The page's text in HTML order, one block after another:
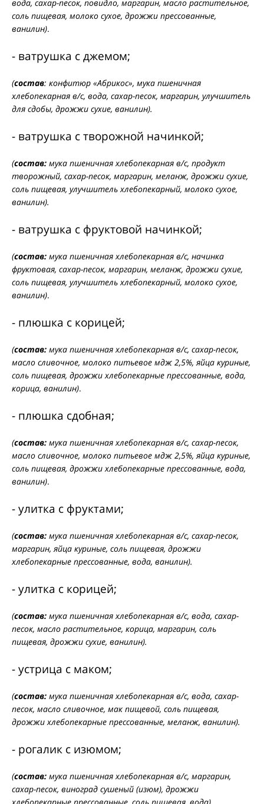
вода, сахар-песок, повидло, маргарин, масло растительное,
соль пищевая, молоко сухое, дрожжи прессованные,
ванилин).
- ватрушка с джемом;
(состав: конфитюр «Абрикос», мука пшеничная
хлебопекарная в/с, вода, сахар-песок, маргарин, улучшитель
для сдобы, дрожжи сухие, ванилин).
- ватрушка с творожной начинкой;
(состав: мука пшеничная хлебопекарная в/с, продукт
творожный, сахар-песок, маргарин, меланж, дрожжи сухие,
соль пищевая, улучшитель хлебопекарный, молоко сухое,
ванилин).
- ватрушка с фруктовой начинкой;
(состав: мука пшеничная хлебопекарная в/с, начинка
фруктовая, сахар-песок, маргарин, меланж, дрожжи сухие,
соль пищевая, улучшитель хлебопекарный, молоко сухое,
ванилин).
- плюшка с корицей;
(состав: мука пшеничная хлебопекарная в/с, сахар-песок,
масло сливочное, молоко питьевое мдж 2,5%, яйца куриные,
соль пищевая, дрожжи хлебопекарные прессованные, вода,
корица, ванилин).
- плюшка сдобная;
(состав: мука пшеничная хлебопекарная в/с, сахар-песок,
масло сливочное, молоко питьевое мдж 2,5%, яйца куриные,
соль пищевая, дрожжи хлебопекарные прессованные, вода,
ванилин).
- улитка с фруктами;
(состав: мука пшеничная хлебопекарная в/с, сахар-песок,
маргарин, яйца куриные, соль пищевая, дрожжи
хлебопекарные прессованные, вода, ванилин).
- улитка с корицей;
(состав: мука пшеничная хлебопекарная в/с, вода, сахар-
песок, масло растительное, корица, маргарин, соль
пищевая, дрожжи сухие, ванилин).
- устрица с маком;
(состав: мука пшеничная хлебопекарная в/с, вода, сахар-
песок, масло сливочное, мак пищевой, соль пищевая,
дрожжи хлебопекарные прессованные, меланж, ванилин).
- рогалик с изюмом;
(состав: мука пшеничная хлебопекарная в/с, маргарин,
сахар-песок, виноград сушеный (изюм), дрожжи